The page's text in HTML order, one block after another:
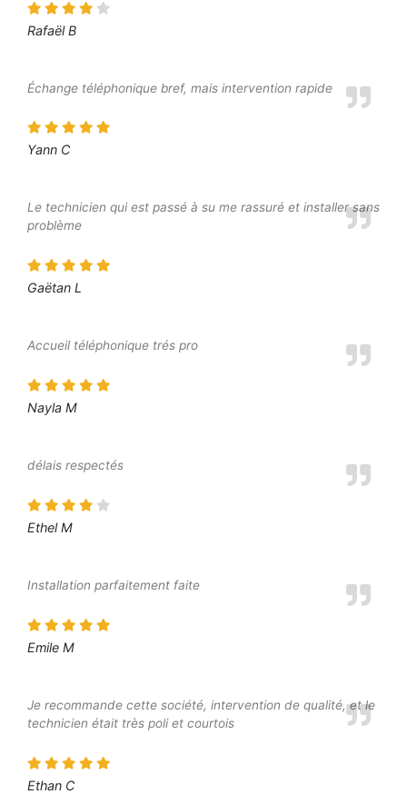
Rafaël B
Échange téléphonique bref, mais intervention rapide
Yann C
Le technicien qui est passé à su me rassuré et installer sans
problème
Gaëtan L
Accueil téléphonique trés pro
Nayla M
délais respectés
Ethel M
Installation parfaitement faite
Emile M
Je recommande cette société, intervention de qualité, et le
technicien était très poli et courtois
Ethan C